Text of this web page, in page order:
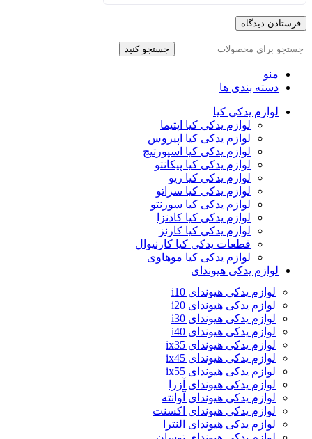
جستجو کنید
منو
دسته بندی ها
لوازم یدکی کیا
لوازم یدکی کیا اپتیما
لوازم یدکی کیا اپیروس
لوازم یدکی کیا اسپورتیج
لوازم یدکی کیا پیکانتو
لوازم یدکی کیا ریو
لوازم یدکی کیا سراتو
لوازم یدکی کیا سورنتو
لوازم یدکی کیا کادنزا
لوازم یدکی کیا کارنز
قطعات یدکی کیا کارنیوال
لوازم یدکی کیا موهاوی
لوازم یدکی هیوندای
لوازم یدکی هیوندای i10
لوازم یدکی هیوندای i20
لوازم یدکی هیوندای i30
لوازم یدکی هیوندای i40
لوازم یدکی هیوندای ix35
لوازم یدکی هیوندای ix45
لوازم یدکی هیوندای ix55
لوازم یدکی هیوندای آزرا
لوازم یدکی هیوندای آوانته
لوازم یدکی هیوندای اکسنت
لوازم یدکی هیوندای النترا